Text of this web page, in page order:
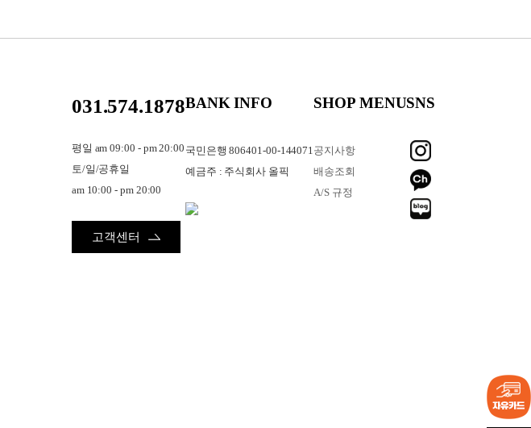
031.574.1878
평일 am 09:00 - pm 20:00
토/일/공휴일
am 10:00 - pm 20:00
고객센터
BANK INFO
국민은행 806401-00-144071
예금주 : 주식회사 올픽
SHOP MENU
공지사항
배송조회
A/S 규정
SNS